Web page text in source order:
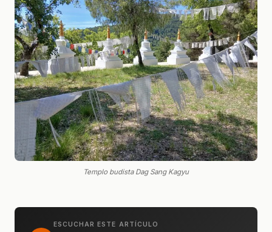
Templo budista Dag Sang Kagyu
ESCUCHAR ESTE ARTÍCULO